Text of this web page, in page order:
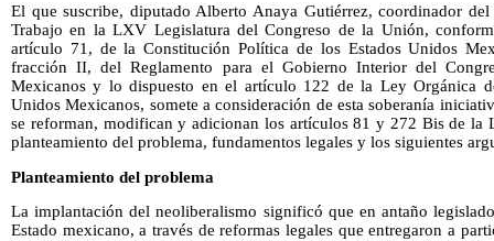
El que suscribe, diputado Alberto Anaya Gutiérrez, coordinador
Trabajo en la LXV Legislatura del Congreso de la Unión,
artículo 71, de la Constitución Política de los Estados Unidos
fracción II, del Reglamento para el Gobierno Interior del
Mexicanos y lo dispuesto en el artículo 122 de la Ley Orgánica
Unidos Mexicanos, somete a consideración de esta soberanía
se reforman, modifican y adicionan los artículos 81 y 272 Bis de la
planteamiento del problema, fundamentos legales y los siguientes
Planteamiento del problema
La implantación del neoliberalismo significó que en antaño
Estado mexicano, a través de reformas legales que entregaron a